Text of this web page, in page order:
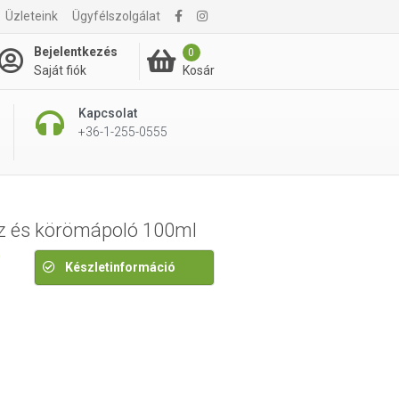
Üzleteink Ügyfélszolgálat
Bejelentkezés
Saját fiók
0
Kosár
Kapcsolat
+36-1-255-0555
3 490 Ft
és körömápoló 100ml
Készletinformáció